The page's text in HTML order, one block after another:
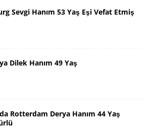
Sevgi Hanım 53 Yaş Eşi Vefat Etmiş
Dilek Hanım 49 Yaş
Rotterdam Derya Hanım 44 Yaş